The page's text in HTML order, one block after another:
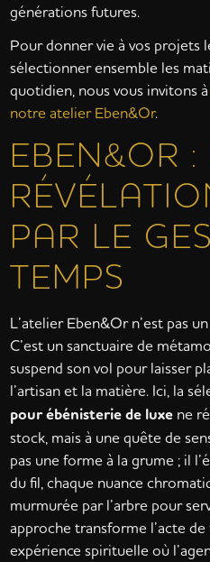
générations futures.
Pour donner vie à vos projets
sélectionner ensemble les
quotidien, nous vous invitons
notre atelier Eben&Or.
EBEN&OR :
PAR LE
TEMPS
L’atelier Eben&Or n’est pas
C’est un sanctuaire de
suspend son vol pour laisser
l’artisan et la matière. Ici, la
pour ébénisterie de luxe ne
stock, mais à une quête de
pas une forme à la grume ; il
du fil, chaque nuance
murmurée par l’arbre pour
approche transforme l’acte
expérience spirituelle où